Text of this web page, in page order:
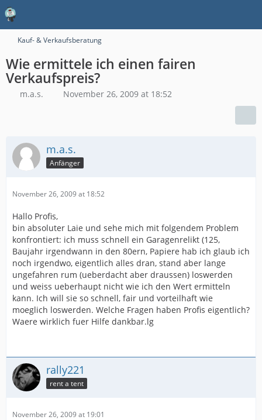
Kauf- & Verkaufsberatung
Wie ermittele ich einen fairen
Verkaufspreis?
m.a.s. November 26, 2009 at 18:52
m.a.s.
Anfänger
November 26, 2009 at 18:52
Hallo Profis,
bin absoluter Laie und sehe mich mit folgendem Problem
konfrontiert: ich muss schnell ein Garagenrelikt (125,
Baujahr irgendwann in den 80ern, Papiere hab ich glaub ich
noch irgendwo, eigentlich alles dran, stand aber lange
ungefahren rum (ueberdacht aber draussen) loswerden
und weiss ueberhaupt nicht wie ich den Wert ermitteln
kann. Ich will sie so schnell, fair und vorteilhaft wie
moeglich loswerden. Welche Fragen haben Profis eigentlich?
Waere wirklich fuer Hilfe dankbar.lg
rally221
rent a tent
November 26, 2009 at 19:01